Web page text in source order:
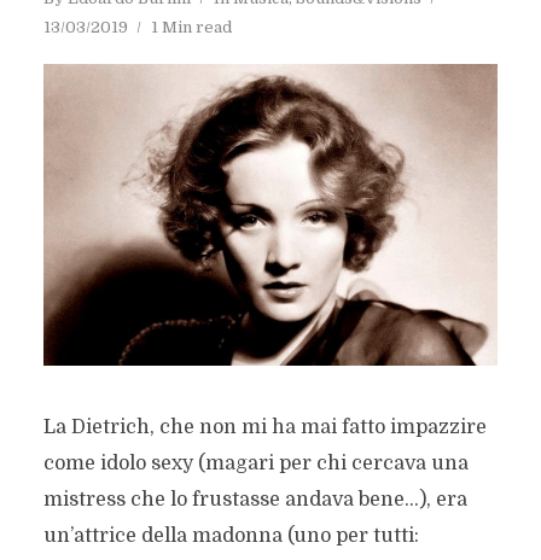
13/03/2019
1 Min read
La Dietrich, che non mi ha mai fatto impazzire
come idolo sexy (magari per chi cercava una
mistress che lo frustasse andava bene…), era
un’attrice della madonna (uno per tutti: